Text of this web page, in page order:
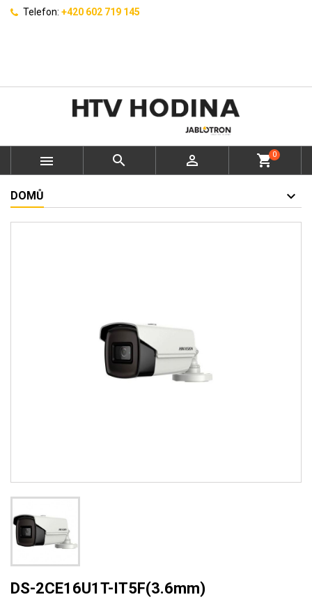
Telefon: +420 602 719 145
   shopping_cart0
DOMŮ
DS-2CE16U1T-IT5F(3.6mm)